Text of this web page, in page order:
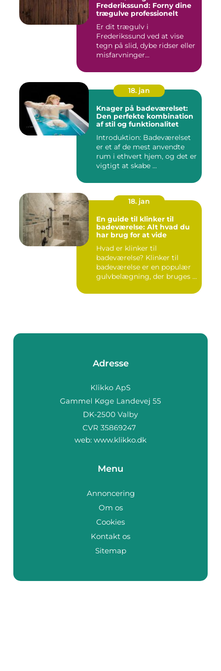
Frederikssund: Forny dine
trægulve professionelt
Er dit trægulv i
Frederikssund ved at vise
tegn på slid, dybe ridser eller
misfarvninger...
18. jan
Knager på badeværelset:
Den perfekte kombination
af stil og funktionalitet
Introduktion: Badeværelset
er et af de mest anvendte
rum i ethvert hjem, og det er
vigtigt at skabe ...
18. jan
En guide til klinker til
badeværelse: Alt hvad du
har brug for at vide
Hvad er klinker til
badeværelse? Klinker til
badeværelse er en populær
gulvbelægning, der bruges i
Adresse
web: www.klikko.dk
Menu
Annoncering
Om os
Cookies
Kontakt os
Sitemap